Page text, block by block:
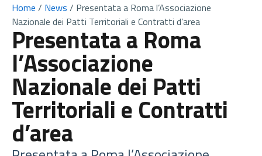
Home / News / Presentata a Roma l’Associazione
Nazionale dei Patti Territoriali e Contratti d’area
Presentata a Roma
l’Associazione
Nazionale dei Patti
Territoriali e Contratti
d’area